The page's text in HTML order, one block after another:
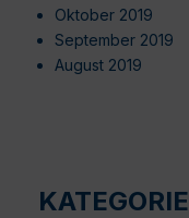
Oktober 2019
September 2019
August 2019
KATEGORIE